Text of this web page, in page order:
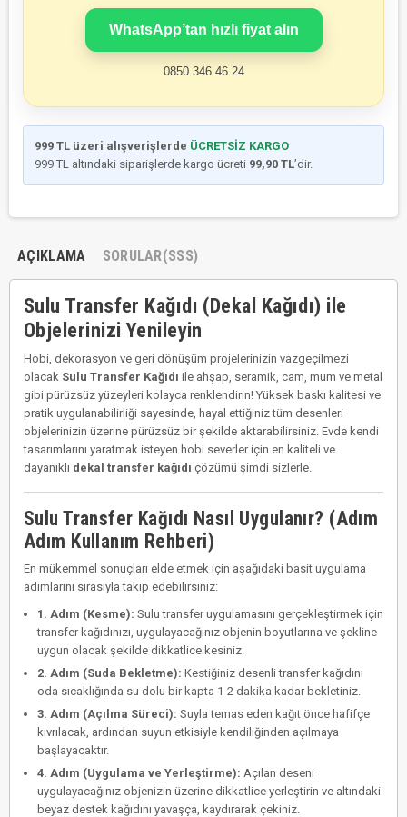
WhatsApp’tan hızlı fiyat alın
0850 346 46 24
999 TL üzeri alışverişlerde ÜCRETSİZ KARGO
999 TL altındaki siparişlerde kargo ücreti 99,90 TL’dir.
AÇIKLAMA SORULAR(SSS)
Sulu Transfer Kağıdı (Dekal Kağıdı) ile
Objelerinizi Yenileyin
Hobi, dekorasyon ve geri dönüşüm projelerinizin vazgeçilmezi
olacak Sulu Transfer Kağıdı ile ahşap, seramik, cam, mum ve metal
gibi pürüzsüz yüzeyleri kolayca renklendirin! Yüksek baskı kalitesi ve
pratik uygulanabilirliği sayesinde, hayal ettiğiniz tüm desenleri
objelerinizin üzerine pürüzsüz bir şekilde aktarabilirsiniz. Evde kendi
tasarımlarını yaratmak isteyen hobi severler için en kaliteli ve
dayanıklı dekal transfer kağıdı çözümü şimdi sizlerle.
Sulu Transfer Kağıdı Nasıl Uygulanır? (Adım
Adım Kullanım Rehberi)
En mükemmel sonuçları elde etmek için aşağıdaki basit uygulama
adımlarını sırasıyla takip edebilirsiniz:
1. Adım (Kesme): Sulu transfer uygulamasını gerçekleştirmek için
transfer kağıdınızı, uygulayacağınız objenin boyutlarına ve şekline
uygun olacak şekilde dikkatlice kesiniz.
2. Adım (Suda Bekletme): Kestiğiniz desenli transfer kağıdını
oda sıcaklığında su dolu bir kapta 1-2 dakika kadar bekletiniz.
3. Adım (Açılma Süreci): Suyla temas eden kağıt önce hafifçe
kıvrılacak, ardından suyun etkisiyle kendiliğinden açılmaya
başlayacaktır.
4. Adım (Uygulama ve Yerleştirme): Açılan deseni
uygulayacağınız objenizin üzerine dikkatlice yerleştirin ve altındaki
beyaz destek kağıdını yavaşça, kaydırarak çekiniz.